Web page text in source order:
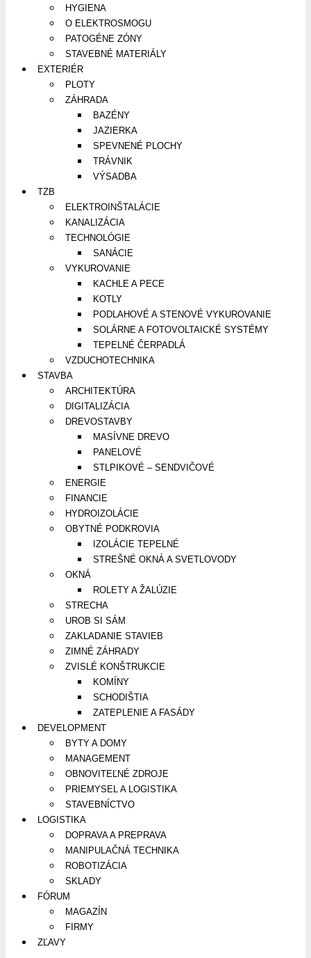
HYGIENA
O ELEKTROSMOGU
PATOGÉNE ZÓNY
STAVEBNÉ MATERIÁLY
EXTERIÉR
PLOTY
ZÁHRADA
BAZÉNY
JAZIERKA
SPEVNENÉ PLOCHY
TRÁVNIK
VÝSADBA
TZB
ELEKTROINŠTALÁCIE
KANALIZÁCIA
TECHNOLÓGIE
SANÁCIE
VYKUROVANIE
KACHLE A PECE
KOTLY
PODLAHOVÉ A STENOVÉ VYKUROVANIE
SOLÁRNE A FOTOVOLTAICKÉ SYSTÉMY
TEPELNÉ ČERPADLÁ
VZDUCHOTECHNIKA
STAVBA
ARCHITEKTÚRA
DIGITALIZÁCIA
DREVOSTAVBY
MASÍVNE DREVO
PANELOVÉ
STLPIKOVÉ – SENDVIČOVÉ
ENERGIE
FINANCIE
HYDROIZOLÁCIE
OBYTNÉ PODKROVIA
IZOLÁCIE TEPELNÉ
STREŠNÉ OKNÁ A SVETLOVODY
OKNÁ
ROLETY A ŽALÚZIE
STRECHA
UROB SI SÁM
ZAKLADANIE STAVIEB
ZIMNÉ ZÁHRADY
ZVISLÉ KONŠTRUKCIE
KOMÍNY
SCHODIŠTIA
ZATEPLENIE A FASÁDY
DEVELOPMENT
BYTY A DOMY
MANAGEMENT
OBNOVITEĽNÉ ZDROJE
PRIEMYSEL A LOGISTIKA
STAVEBNÍCTVO
LOGISTIKA
DOPRAVA A PREPRAVA
MANIPULAČNÁ TECHNIKA
ROBOTIZÁCIA
SKLADY
FÓRUM
MAGAZÍN
FIRMY
ZĽAVY